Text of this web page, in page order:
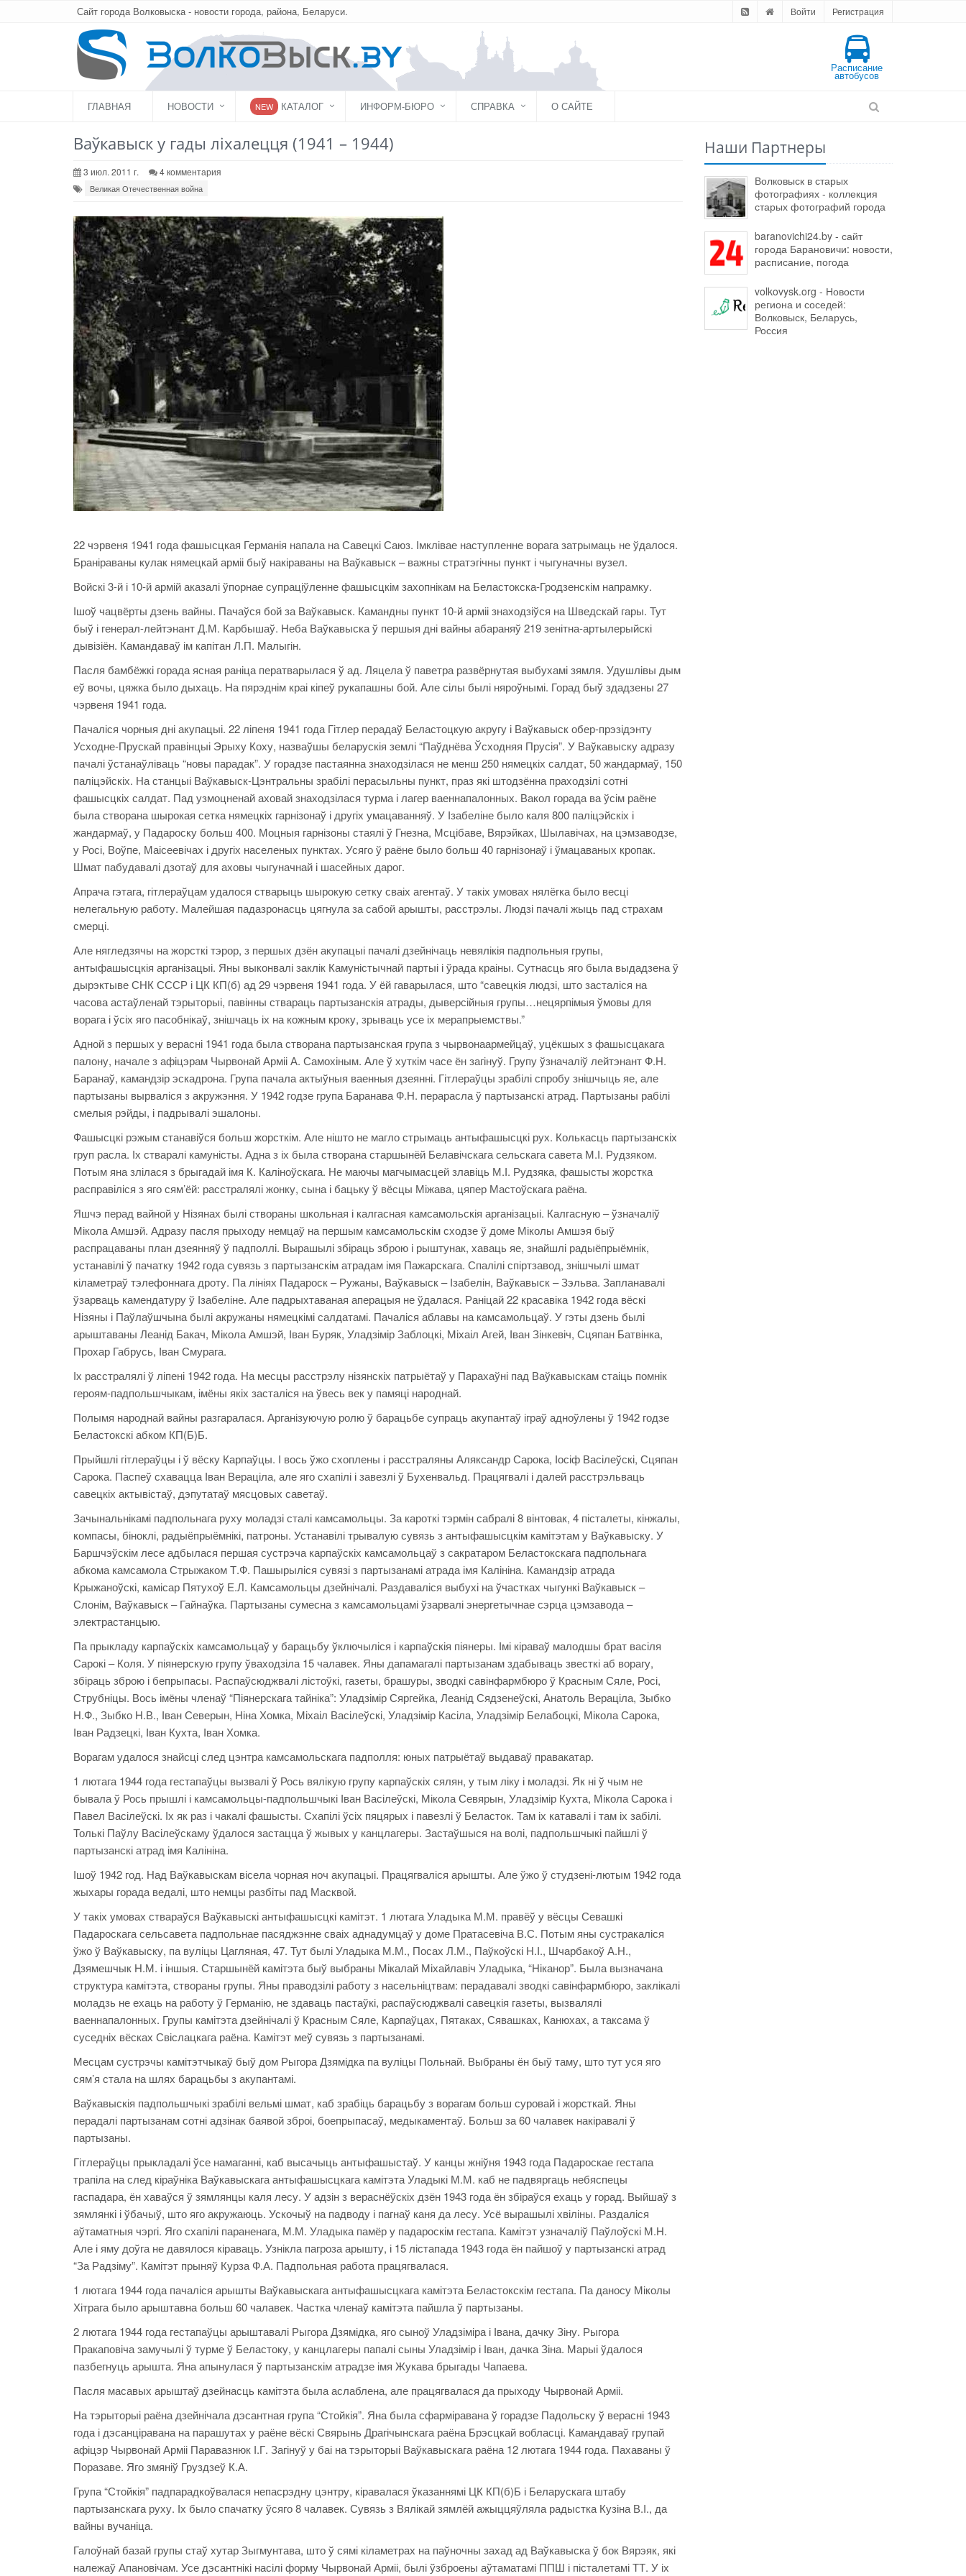
Сайт города Волковыска - новости города, района, Беларуси. Войти Регистрация
Расписание
автобусов
ГЛАВНАЯ НОВОСТИ NEW КАТАЛОГ ИНФОРМ-БЮРО СПРАВКА О САЙТЕ
Ваўкавыск у гады ліхалецця (1941 – 1944)
3 июл. 2011 г. 4 комментария
Великая Отечественная война
22 чэрвеня 1941 года фашысцкая Германія напала на Савецкі Саюз. Імклівае наступленне ворага затрымаць не ўдалося.
Браніраваны кулак нямецкай арміі быў накіраваны на Ваўкавыск – важны стратэгічны пункт і чыгуначны вузел.
Войскі 3-й і 10-й армій аказалі ўпорнае супраціўленне фашысцкім захопнікам на Беластокска-Гродзенскім напрамку.
Ішоў чацвёрты дзень вайны. Пачаўся бой за Ваўкавыск. Камандны пункт 10-й арміі знаходзіўся на Шведскай гары. Тут
быў і генерал-лейтэнант Д.М. Карбышаў. Неба Ваўкавыска ў першыя дні вайны абараняў 219 зенітна-артылерыйскі
дывізіён. Камандаваў ім капітан Л.П. Малыгін.
Пасля бамбёжкі горада ясная раніца ператварылася ў ад. Ляцела ў паветра развёрнутая выбухамі зямля. Удушлівы дым
еў вочы, цяжка было дыхаць. На пярэднім краі кіпеў рукапашны бой. Але сілы былі няроўнымі. Горад быў здадзены 27
чэрвеня 1941 года.
Пачаліся чорныя дні акупацыі. 22 ліпеня 1941 года Гітлер перадаў Беластоцкую акругу і Ваўкавыск обер-прэзідэнту
Усходне-Прускай правінцыі Эрыху Коху, назваўшы беларускія землі “Паўднёва Ўсходняя Прусія”. У Ваўкавыску адразу
пачалі ўстанаўліваць “новы парадак”. У горадзе пастаянна знаходзілася не менш 250 нямецкіх салдат, 50 жандармаў, 150
паліцэйскіх. На станцыі Ваўкавыск-Цэнтральны зрабілі перасыльны пункт, праз які штодзённа праходзілі сотні
фашысцкіх салдат. Пад узмоцненай аховай знаходзілася турма і лагер ваеннапалонных. Вакол горада ва ўсім раёне
была створана шырокая сетка нямецкіх гарнізонаў і другіх умацаванняў. У Ізабеліне было каля 800 паліцэйскіх і
жандармаў, у Падароску больш 400. Моцныя гарнізоны стаялі ў Гнезна, Мсцібаве, Вярэйках, Шылавічах, на цэмзаводзе,
у Росі, Воўпе, Маісеевічах і другіх населеных пунктах. Усяго ў раёне было больш 40 гарнізонаў і ўмацаваных кропак.
Шмат пабудавалі дзотаў для аховы чыгуначнай і шасейных дарог.
Апрача гэтага, гітлераўцам удалося стварыць шырокую сетку сваіх агентаў. У такіх умовах нялёгка было весці
нелегальную работу. Малейшая падазронасць цягнула за сабой арышты, расстрэлы. Людзі пачалі жыць пад страхам
смерці.
Але нягледзячы на жорсткі тэрор, з першых дзён акупацыі пачалі дзейнічаць невялікія падпольныя групы,
антыфашысцкія арганізацыі. Яны выконвалі заклік Камуністычнай партыі і ўрада краіны. Сутнасць яго была выдадзена ў
дырэктыве СНК СССР і ЦК КП(б) ад 29 чэрвеня 1941 года. У ёй гаварылася, што “савецкія людзі, што засталіся на
часова астаўленай тэрыторыі, павінны ствараць партызанскія атрады, дыверсійныя групы…нецярпімыя ўмовы для
ворага і ўсіх яго пасобнікаў, знішчаць іх на кожным кроку, зрываць усе іх мерапрыемствы.”
Адной з першых у верасні 1941 года была створана партызанская група з чырвонаармейцаў, уцёкшых з фашысцакага
палону, начале з афіцэрам Чырвонай Арміі А. Самохіным. Але ў хуткім часе ён загінуў. Групу ўзначаліў лейтэнант Ф.Н.
Баранаў, камандзір эскадрона. Група пачала актыўныя ваенныя дзеянні. Гітлераўцы зрабілі спробу знішчыць яе, але
партызаны вырваліся з акружэння. У 1942 годзе група Баранава Ф.Н. перарасла ў партызанскі атрад. Партызаны рабілі
смелыя рэйды, і падрывалі эшалоны.
Фашысцкі рэжым станавіўся больш жорсткім. Але нішто не магло стрымаць антыфашысцкі рух. Колькасць партызанскіх
груп расла. Іх стваралі камуністы. Адна з іх была створана старшынёй Белавічскага сельскага савета М.І. Рудзяком.
Потым яна злілася з брыгадай імя К. Каліноўскага. Не маючы магчымасцей злавіць М.І. Рудзяка, фашысты жорстка
расправіліся з яго сям’ёй: расстралялі жонку, сына і бацьку ў вёсцы Міжава, цяпер Мастоўскага раёна.
Яшчэ перад вайной у Нізянах былі створаны школьная і калгасная камсамольскія арганізацыі. Калгасную – ўзначаліў
Мікола Амшэй. Адразу пасля прыходу немцаў на першым камсамольскім сходзе ў доме Міколы Амшэя быў
распрацаваны план дзеянняў ў падполлі. Вырашылі збіраць зброю і рыштунак, хаваць яе, знайшлі радыёпрыёмнік,
устанавілі ў пачатку 1942 года сувязь з партызанскім атрадам імя Пажарскага. Спалілі спіртзавод, знішчылі шмат
кіламетраў тэлефоннага дроту. Па лініях Падароск – Ружаны, Ваўкавыск – Ізабелін, Ваўкавыск – Зэльва. Запланавалі
ўзарваць камендатуру ў Ізабеліне. Але падрыхтаваная аперацыя не ўдалася. Раніцай 22 красавіка 1942 года вёскі
Нізяны і Паўлаўшчына былі акружаны нямецкімі салдатамі. Пачаліся аблавы на камсамольцаў. У гэты дзень былі
арыштаваны Леанід Бакач, Мікола Амшэй, Іван Буряк, Уладзімір Заблоцкі, Міхаіл Агей, Іван Зінкевіч, Сцяпан Батвінка,
Прохар Габрусь, Іван Смурага.
Іх расстралялі ў ліпені 1942 года. На месцы расстрэлу нізянскіх патрыётаў у Парахаўні пад Ваўкавыскам стаіць помнік
героям-падпольшчыкам, імёны якіх засталіся на ўвесь век у памяці народнай.
Полымя народнай вайны разгаралася. Арганізуючую ролю ў барацьбе супраць акупантаў іграў адноўлены ў 1942 годзе
Беластокскі абком КП(Б)Б.
Прыйшлі гітлераўцы і ў вёску Карпаўцы. І вось ўжо схоплены і расстраляны Аляксандр Сарока, Іосіф Васілеўскі, Сцяпан
Сарока. Паспеў схавацца Іван Вераціла, але яго схапілі і завезлі ў Бухенвальд. Працягвалі і далей расстрэльваць
савецкіх актывістаў, дэпутатаў мясцовых саветаў.
Зачынальнікамі падпольнага руху моладзі сталі камсамольцы. За кароткі тэрмін сабралі 8 вінтовак, 4 пісталеты, кінжалы,
компасы, біноклі, радыёпрыёмнікі, патроны. Устанавілі трывалую сувязь з антыфашысцкім камітэтам у Ваўкавыску. У
Баршчэўскім лесе адбылася першая сустрэча карпаўскіх камсамольцаў з сакратаром Беластокскага падпольнага
абкома камсамола Стрыжаком Т.Ф. Пашырыліся сувязі з партызанамі атрада імя Калініна. Камандзір атрада
Крыжаноўскі, камісар Пятухоў Е.Л. Камсамольцы дзейнічалі. Раздаваліся выбухі на ўчастках чыгункі Ваўкавыск –
Слонім, Ваўкавыск – Гайнаўка. Партызаны сумесна з камсамольцамі ўзарвалі энергетычнае сэрца цэмзавода –
электрастанцыю.
Па прыкладу карпаўскіх камсамольцаў у барацьбу ўключыліся і карпаўскія піянеры. Імі кіраваў малодшы брат васіля
Сарокі – Коля. У піянерскую групу ўваходзіла 15 чалавек. Яны дапамагалі партызанам здабываць звесткі аб ворагу,
збіраць зброю і бепрыпасы. Распаўсюджвалі лістоўкі, газеты, брашуры, зводкі савінфармбюро ў Красным Сяле, Росі,
Струбніцы. Вось імёны членаў “Піянерскага тайніка”: Уладзімір Сяргейка, Леанід Сядзенеўскі, Анатоль Вераціла, Зыбко
Н.Ф., Зыбко Н.В., Іван Северын, Ніна Хомка, Міхаіл Васілеўскі, Уладзімір Касіла, Уладзімір Белабоцкі, Мікола Сарока,
Іван Радзецкі, Іван Кухта, Іван Хомка.
Ворагам удалося знайсці след цэнтра камсамольскага падполля: юных патрыётаў выдаваў правакатар.
1 лютага 1944 года гестапаўцы вызвалі ў Рось вялікую групу карпаўскіх сялян, у тым ліку і моладзі. Як ні ў чым не
бывала ў Рось прышлі і камсамольцы-падпольшчыкі Іван Васілеўскі, Мікола Севярын, Уладзімір Кухта, Мікола Сарока і
Павел Васілеўскі. Іх як раз і чакалі фашысты. Схапілі ўсіх пяцярых і павезлі ў Беласток. Там іх катавалі і там іх забілі.
Толькі Паўлу Васілеўскаму ўдалося застацца ў жывых у канцлагеры. Застаўшыся на волі, падпольшчыкі пайшлі ў
партызанскі атрад імя Калініна.
Ішоў 1942 год. Над Ваўкавыскам вісела чорная ноч акупацыі. Працягваліся арышты. Але ўжо ў студзені-лютым 1942 года
жыхары горада ведалі, што немцы разбіты пад Масквой.
У такіх умовах ствараўся Ваўкавыскі антыфашысцкі камітэт. 1 лютага Уладыка М.М. правёў у вёсцы Севашкі
Падароскага сельсавета падпольнае пасяджэнне сваіх аднадумцаў у доме Пратасевіча В.С. Потым яны сустракаліся
ўжо ў Ваўкавыску, па вуліцы Цагляная, 47. Тут былі Уладыка М.М., Посах Л.М., Паўкоўскі Н.І., Шчарбакоў А.Н.,
Дзямешчык Н.М. і іншыя. Старшынёй камітэта быў выбраны Мікалай Міхайлавіч Уладыка, “Ніканор”. Была вызначана
структура камітэта, створаны групы. Яны праводзілі работу з насельніцтвам: перадавалі зводкі савінфармбюро, заклікалі
моладзь не ехаць на работу ў Германію, не здаваць пастаўкі, распаўсюджвалі савецкія газеты, вызвалялі
ваеннапалонных. Групы камітэта дзейнічалі ў Красным Сяле, Карпаўцах, Пятаках, Сявашках, Канюхах, а таксама ў
суседніх вёсках Свіслацкага раёна. Камітэт меў сувязь з партызанамі.
Месцам сустрэчы камітэтчыкаў быў дом Рыгора Дзямідка па вуліцы Польнай. Выбраны ён быў таму, што тут уся яго
сям’я стала на шлях барацьбы з акупантамі.
Ваўкавыскія падпольшчыкі зрабілі вельмі шмат, каб зрабіць барацьбу з ворагам больш суровай і жорсткай. Яны
перадалі партызанам сотні адзінак баявой зброі, боепрыпасаў, медыкаментаў. Больш за 60 чалавек накіравалі ў
партызаны.
Гітлераўцы прыкладалі ўсе намаганні, каб высачыць антыфашыстаў. У канцы жніўня 1943 года Падароскае гестапа
трапіла на след кіраўніка Ваўкавыскага антыфашысцкага камітэта Уладыкі М.М. каб не падвяргаць небяспецы
гаспадара, ён хаваўся ў зямлянцы каля лесу. У адзін з вераснёўскіх дзён 1943 года ён збіраўся ехаць у горад. Выйшаў з
зямлянкі і ўбачыў, што яго акружаюць. Ускочыў на падводу і пагнаў каня да лесу. Усё вырашылі хвіліны. Раздаліся
аўтаматныя чэргі. Яго схапілі параненага, М.М. Уладыка памёр у падароскім гестапа. Камітэт узначаліў Паўлоўскі М.Н.
Але і яму доўга не давялося кіраваць. Узнікла пагроза арышту, і 15 лістапада 1943 года ён пайшоў у партызанскі атрад
“За Радзіму”. Камітэт прыняў Курза Ф.А. Падпольная работа працягвалася.
1 лютага 1944 года пачаліся арышты Ваўкавыскага антыфашысцкага камітэта Беластокскім гестапа. Па даносу Міколы
Хітрага было арыштавна больш 60 чалавек. Частка членаў камітэта пайшла ў партызаны.
2 лютага 1944 года гестапаўцы арыштавалі Рыгора Дзямідка, яго сыноў Уладзіміра і Івана, дачку Зіну. Рыгора
Пракаповіча замучылі ў турме ў Беластоку, у канцлагеры папалі сыны Уладзімір і Іван, дачка Зіна. Марыі ўдалося
пазбегнуць арышта. Яна апынулася ў партызанскім атрадзе імя Жукава брыгады Чапаева.
Пасля масавых арыштаў дзейнасць камітэта была аслаблена, але працягвалася да прыходу Чырвонай Арміі.
На тэрыторыі раёна дзейнічала дэсантная група “Стойкія”. Яна была сфарміравана ў горадзе Падольску ў верасні 1943
года і дэсанціравана на парашутах у раёне вёскі Свярынь Драгічынскага раёна Брэсцкай вобласці. Камандаваў групай
афіцэр Чырвонай Арміі Паравазнюк І.Г. Загінуў у баі на тэрыторыі Ваўкавыскага раёна 12 лютага 1944 года. Пахаваны ў
Поразаве. Яго змяніў Груздзеў К.А.
Група “Стойкія” падпарадкоўвалася непасрэдну цэнтру, кіравалася ўказаннямі ЦК КП(б)Б і Беларускага штабу
партызанскага руху. Іх было спачатку ўсяго 8 чалавек. Сувязь з Вялікай зямлёй ажыццяўляла радыстка Кузіна В.І., да
вайны вучаніца.
Галоўнай базай групы стаў хутар Зыгмунтава, што ў сямі кіламетрах на паўночны захад ад Ваўкавыска ў бок Вярэяк, які
належаў Апановічам. Усе дэсантнікі насілі форму Чырвонай Арміі, былі ўзброены аўтаматамі ППШ і пісталетамі ТТ. У іх
Наши Партнеры
Волковыск в старых
фотографиях - коллекция
старых фотографий города
baranovichi24.by - сайт
города Барановичи: новости,
расписание, погода
volkovysk.org - Новости
региона и соседей:
Волковыск, Беларусь,
Россия